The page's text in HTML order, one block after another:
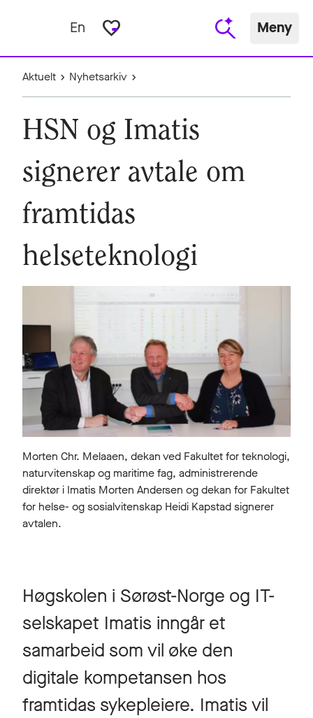
En favorite_border Meny
Aktuelt Nyhetsarkiv
HSN og Imatis
signerer avtale om
framtidas
helseteknologi
Morten Chr. Melaaen, dekan ved Fakultet for teknologi,
naturvitenskap og maritime fag, administrerende
direktør i Imatis Morten Andersen og dekan for Fakultet
for helse- og sosialvitenskap Heidi Kapstad signerer
avtalen.
Høgskolen i Sørøst-Norge og IT-
selskapet Imatis inngår et
samarbeid som vil øke den
digitale kompetansen hos
framtidas sykepleiere. Imatis vil